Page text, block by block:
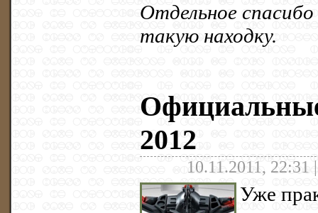
Отдельное спасибо
такую находку.
2012
10.11.2011, 22:31
Уже